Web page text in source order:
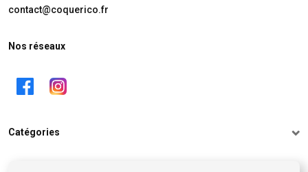
contact@coquerico.fr
Nos réseaux
Catégories